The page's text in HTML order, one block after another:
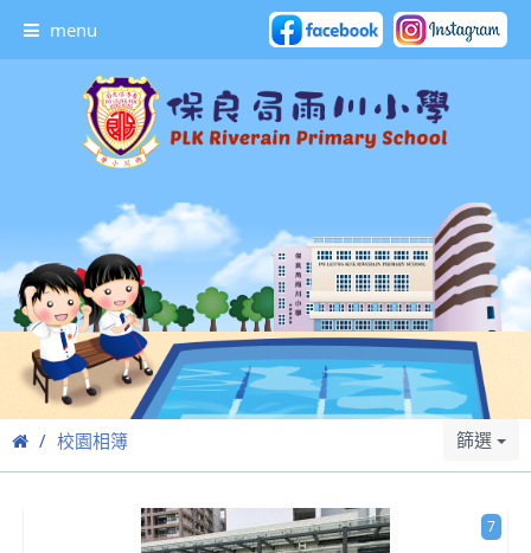
menu
校園相簿 篩選
7